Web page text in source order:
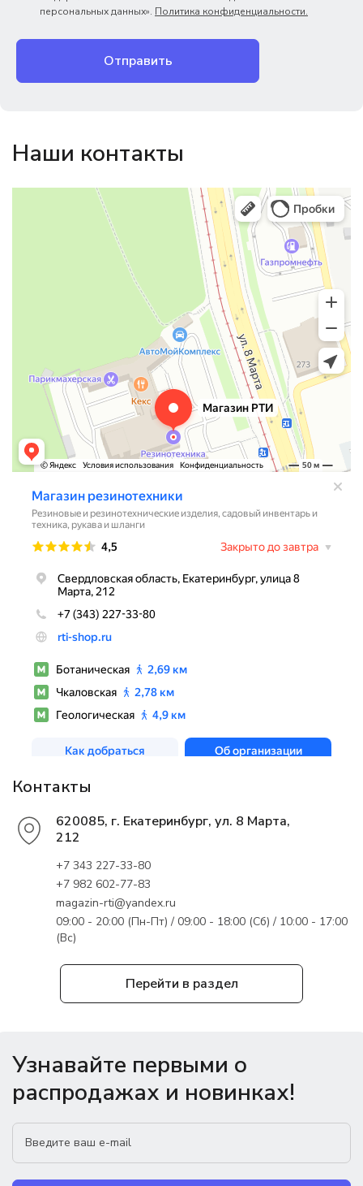
персональных данных». Политика конфиденциальности.
Отправить
Наши контакты
Перейти в раздел
Магазин резинотехники
Резиновые и резинотехнические изделия в Екатеринбурге
Садовый инвентарь и техника в Екатеринбурге
Контакты
620085, г. Екатеринбург, ул. 8 Марта,
212
+7 343 227-33-80
+7 982 602-77-83
magazin-rti@yandex.ru
09:00 - 20:00 (Пн-Пт) / 09:00 - 18:00 (Сб) / 10:00 - 17:00
(Вс)
Узнавайте первыми о
распродажах и новинках!